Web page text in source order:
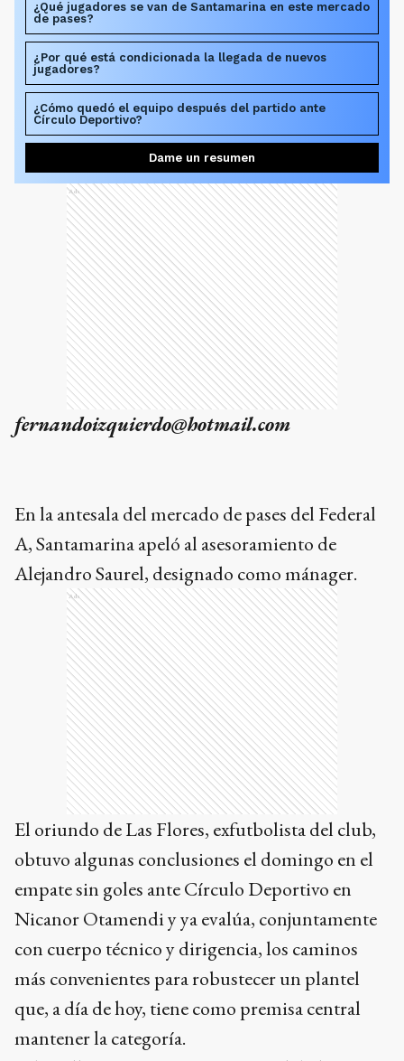
¿Qué jugadores se van de Santamarina en este mercado
de pases?
¿Por qué está condicionada la llegada de nuevos
jugadores?
¿Cómo quedó el equipo después del partido ante
Círculo Deportivo?
Dame un resumen
Ads
fernandoizquierdo@hotmail.com
En la antesala del mercado de pases del Federal
A, Santamarina apeló al asesoramiento de
Alejandro Saurel, designado como mánager.
Ads
El oriundo de Las Flores, exfutbolista del club,
obtuvo algunas conclusiones el domingo en el
empate sin goles ante Círculo Deportivo en
Nicanor Otamendi y ya evalúa, conjuntamente
con cuerpo técnico y dirigencia, los caminos
más convenientes para robustecer un plantel
que, a día de hoy, tiene como premisa central
mantener la categoría.